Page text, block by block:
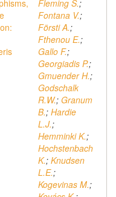
Fleming S.;
Fontana V.;
Försti A.;
Fthenou E.;
Gallo F.;
Georgiadis P.;
Gmuender H.;
Godschalk
R.W.; Granum
B.; Hardie
L.J.;
Hemminki K.;
Hochstenbach
K.; Knudsen
L.E.;
Kogevinas M.;